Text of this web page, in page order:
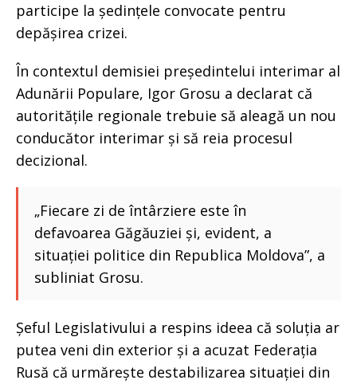
participe la ședințele convocate pentru
depășirea crizei.
În contextul demisiei președintelui interimar al
Adunării Populare, Igor Grosu a declarat că
autoritățile regionale trebuie să aleagă un nou
conducător interimar și să reia procesul
decizional.
„Fiecare zi de întârziere este în
defavoarea Găgăuziei și, evident, a
situației politice din Republica Moldova”, a
subliniat Grosu.
Șeful Legislativului a respins ideea că soluția ar
putea veni din exterior și a acuzat Federația
Rusă că urmărește destabilizarea situației din